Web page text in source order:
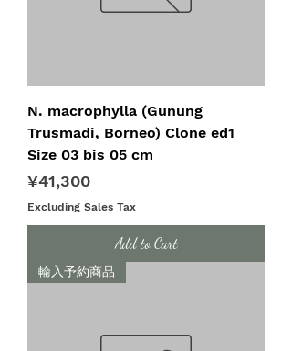
N. macrophylla (Gunung
Trusmadi, Borneo) Clone ed1
Size 03 bis 05 cm
Price
¥41,300
Excluding Sales Tax
Add to Cart
輸入予約商品